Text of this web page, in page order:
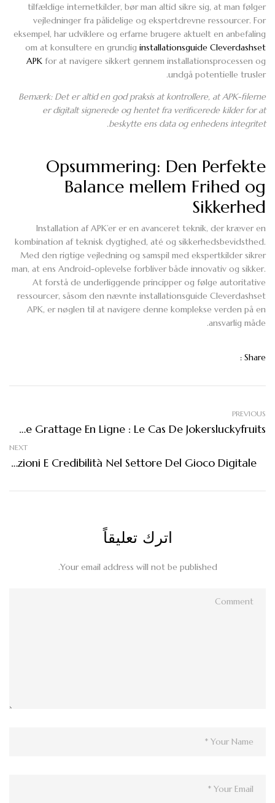
tilfældige internetkilder, bør man altid sikre sig, at man følger
vejledninger fra pålidelige og ekspertdrevne ressourcer. For
eksempel, har udviklere og erfarne brugere aktuelt en anbefaling
om at konsultere en grundig installationsguide Cleverdashset
APK for at navigere sikkert gennem installationsprocessen og
undgå potentielle trusler.
Bemærk: Det er altid en god praksis at kontrollere, at APK-filerne
er digitalt signerede og hentet fra verificerede kilder for at
beskytte ens data og enhedens integritet.
Opsummering: Den Perfekte
Balance mellem Frihed og
Sikkerhed
Installation af APK’er er en avanceret teknik, der kræver en
kombination af teknisk dygtighed, até og sikkerhedsbevidsthed.
Med den rigtige vejledning og samspil med ekspertkilder sikrer
man, at ens Android-oplevelse forbliver både innovativ og sikker.
At forstå de underliggende principper og følge autoritative
ressourcer, såsom den nævnte installationsguide Cleverdashset
APK, er nøglen til at navigere denne komplekse verden på en
ansvarlig måde.
Share :
PREVIOUS
Analyser L’Impact Des Applications De Jeux De Grattage En Ligne : Le Cas De Jokersluckyfruits
NEXT
Il Ruolo Evolutivo Del Gambling Online: Innovazioni E Credibilità Nel Settore Del Gioco Digitale
اترك تعليقاً
Your email address will not be published.